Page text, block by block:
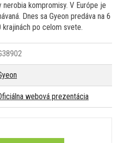
kompromisy. V Európe je
Dnes sa Gyeon predáva na 6
krajinách po celom svete.
webová prezentácia